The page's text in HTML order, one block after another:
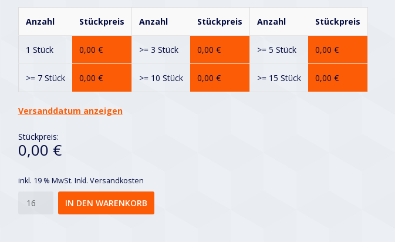
Anzahl Stückpreis Anzahl Stückpreis Anzahl Stückpreis
1 Stück 0,00 € >= 3 Stück 0,00 € >= 5 Stück 0,00 €
>= 7 Stück 0,00 € >= 10 Stück 0,00 € >= 15 Stück 0,00 €
Versanddatum anzeigen
Stückpreis:
0,00 €
inkl. 19 % MwSt. Inkl. Versandkosten
Lgeq
IN DEN WARENKORB